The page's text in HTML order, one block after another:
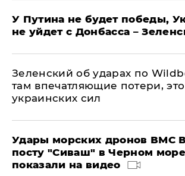
У Путина не будет победы,
не уйдет с Донбасса –
Зеленский об ударах по
там впечатляющие потери,
украинских сил
Удары морских дронов ВМС
посту "Сиваш" в Черном море
показали на видео